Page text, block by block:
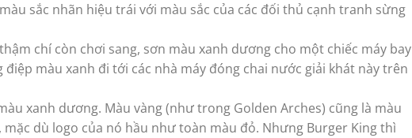
sắc nhãn hiệu trái với màu sắc của các đối thủ cạnh tranh sừng
chí còn chơi sang, sơn màu xanh dương cho một chiếc máy bay
màu xanh đi tới các nhà máy đóng chai nước giải khát này trên
xanh dương. Màu vàng (như trong Golden Arches) cũng là màu
dù logo của nó hầu như toàn màu đỏ. Nhưng Burger King thì